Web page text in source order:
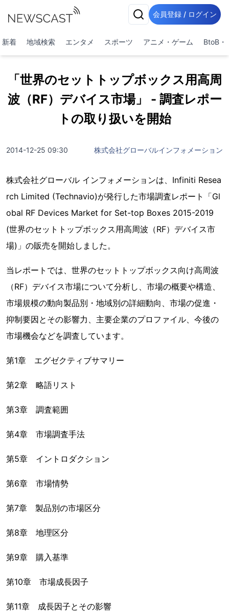
会員登録 / ログイン
新着 地域検索 エンタメ スポーツ アニメ・ゲーム BtoB・
「世界のセットトップボックス用高周
波（RF）デバイス市場」 - 調査レポー
トの取り扱いを開始
2014-12-25 09:30 株式会社グローバルインフォメーション
株式会社グローバル インフォメーションは、Infiniti Resea
rch Limited (Technavio)が発行した市場調査レポート「Gl
obal RF Devices Market for Set-top Boxes 2015-2019
(世界のセットトップボックス用高周波（RF）デバイス市
場)」の販売を開始しました。
当レポートでは、世界のセットトップボックス向け高周波
（RF）デバイス市場について分析し、市場の概要や構造、
市場規模の動向製品別・地域別の詳細動向、市場の促進・
抑制要因とその影響力、主要企業のプロファイル、今後の
市場機会などを調査しています。
第1章 エグゼクティブサマリー
第2章 略語リスト
第3章 調査範囲
第4章 市場調査手法
第5章 イントロダクション
第6章 市場情勢
第7章 製品別の市場区分
第8章 地理区分
第9章 購入基準
第10章 市場成長因子
第11章 成長因子とその影響